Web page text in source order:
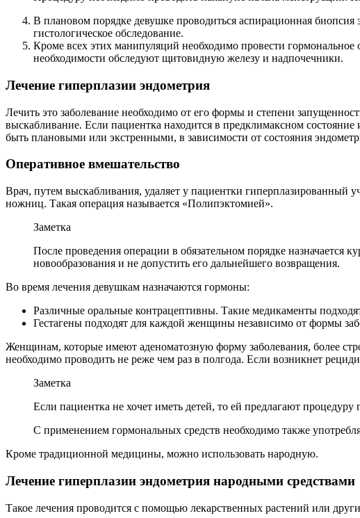
В плановом порядке девушке проводиться аспирационная
гистологическое обследование.
Кроме всех этих манипуляций необходимо провести
необходимости обследуют щитовидную железу и надпочечники.
Лечение гиперплазии эндометрия
Лечить это заболевание необходимо от его формы и степени
выскабливание. Если пациентка находится в предклимаксном
быть плановыми или экстренными, в зависимости от состояния
Оперативное вмешательство
Врач, путем выскабливания, удаляет у пациентки
ножниц. Такая операция называется «Полипэктомией».
Заметка
После проведения операции в обязательном порядке назначается
новообразования и не допустить его дальнейшего возвращения.
Во время лечения девушкам назначаются гормоны:
Различные оральные контрацептивны. Такие медикаменты
Гестагены подходят для каждой женщины независимо от формы
Женщинам, которые имеют аденоматозную форму заболевания, более
необходимо проводить не реже чем раз в полгода. Если возникнет
Заметка
Если пациентка не хочет иметь детей, то ей предлагают
С применением гормональных средств необходимо также
Кроме традиционной медицины, можно использовать народную.
Лечение гиперплазии эндометрия народными средствами
Такое лечения проводится с помощью лекарственных растений или